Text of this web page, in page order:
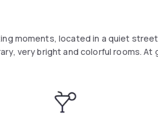
moments, located in a quiet
very bright and colorful rooms.